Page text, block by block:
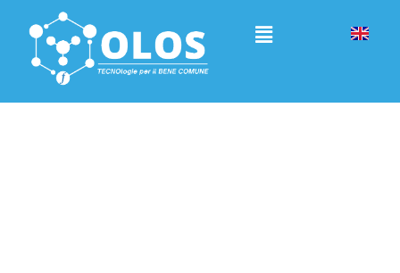
Rassegna Stampa